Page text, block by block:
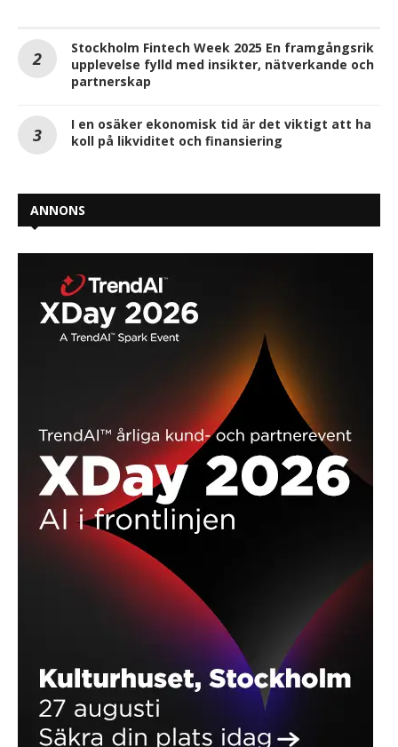
Stockholm Fintech Week 2025 En framgångsrik
upplevelse fylld med insikter, nätverkande och
partnerskap
I en osäker ekonomisk tid är det viktigt att ha
koll på likviditet och finansiering
ANNONS